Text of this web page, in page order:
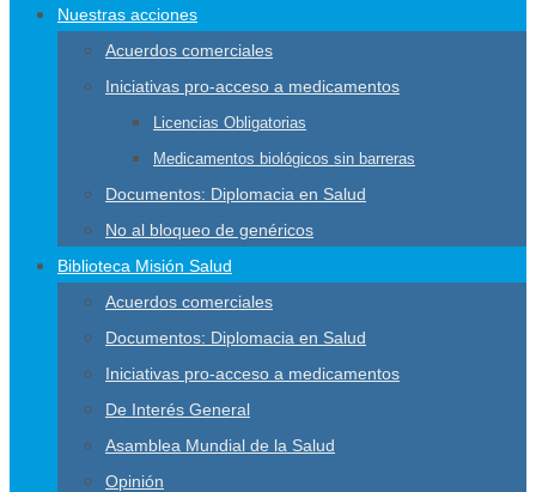
Nuestras acciones
Acuerdos comerciales
Iniciativas pro-acceso a medicamentos
Licencias Obligatorias
Medicamentos biológicos sin barreras
Documentos: Diplomacia en Salud
No al bloqueo de genéricos
Biblioteca Misión Salud
Acuerdos comerciales
Documentos: Diplomacia en Salud
Iniciativas pro-acceso a medicamentos
De Interés General
Asamblea Mundial de la Salud
Opinión